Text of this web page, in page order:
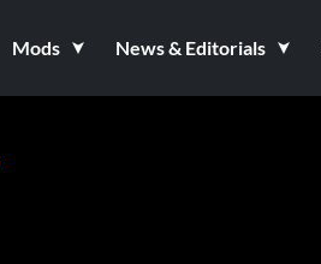
Mods News & Editorials